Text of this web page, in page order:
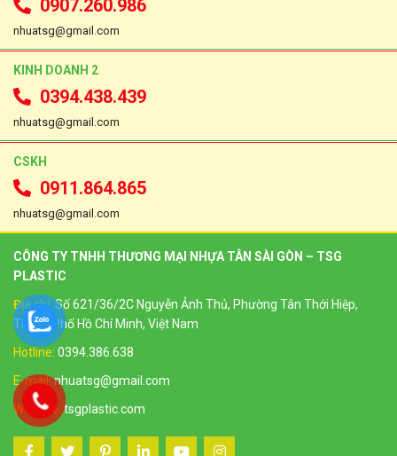
0907.260.986
nhuatsg@gmail.com
KINH DOANH 2
0394.438.439
nhuatsg@gmail.com
CSKH
0911.864.865
nhuatsg@gmail.com
CÔNG TY TNHH THƯƠNG MẠI NHỰA TÂN SÀI GÒN – TSG
PLASTIC
Địa chỉ: Số 621/36/2C Nguyễn Ảnh Thủ, Phường Tân Thới Hiệp,
Thành Phố Hồ Chí Minh, Việt Nam
Hotline: 0394.386.638
E-mail:nhuatsg@gmail.com
Website: tsgplastic.com